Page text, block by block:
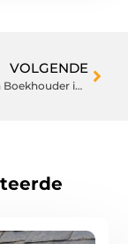
VOLGENDE
Waarom Een Boekhouder in Hoogeveen Het Verschil Kan Maken Voor Jouw Bedrijf